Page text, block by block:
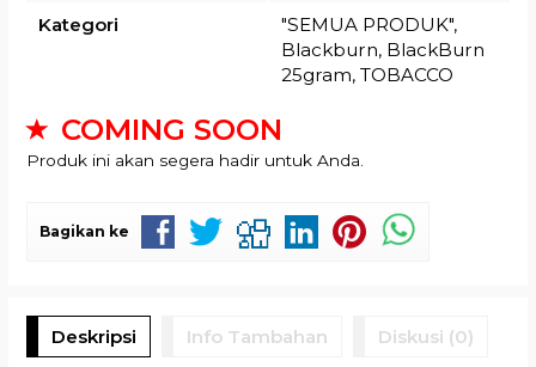
Kategori
"SEMUA PRODUK",
Blackburn, BlackBurn
25gram, TOBACCO
COMING SOON
Produk ini akan segera hadir untuk Anda.
Bagikan ke
Deskripsi Info Tambahan Diskusi (0)